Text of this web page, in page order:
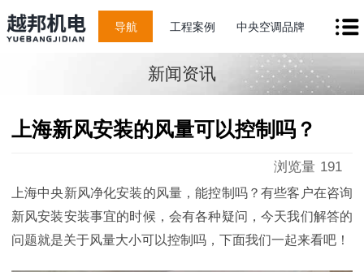
导航 工程案例 中央空调品牌
新闻资讯
上海新风安装的风量可以控制吗？
浏览量 191
上海中央新风净化安装的风量，能控制吗？有些客户在咨询
新风安装安装事宜的时候，会有各种疑问，今天我们解答的
问题就是关于风量大小可以控制吗，下面我们一起来看吧！